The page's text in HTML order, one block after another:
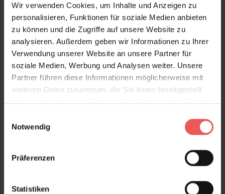
Wir verwenden Cookies, um Inhalte und Anzeigen zu
personalisieren, Funktionen für soziale Medien anbieten
zu können und die Zugriffe auf unsere Website zu
analysieren. Außerdem geben wir Informationen zu Ihrer
Verwendung unserer Website an unsere Partner für
soziale Medien, Werbung und Analysen weiter. Unsere
Partner führen diese Informationen möglicherweise mit
weiteren Daten zusammen, die Sie ihnen bereitgestellt
haben oder die sie im Rahmen Ihrer Nutzung der Dienste
Notwendig
Präferenzen
Statistiken
Blättern schlängeln sich in einer luftigen Bewegtheit
über die Wände und lassen den Sommer erahnen. Die
wunderschöne Kombination aus dem Grün der Blätter
im Zusammenspiel mit Blüten in den Grundfarben
Gelb, Rot und Blau schaffen eine warme Harmonie, die
jedem Raum zu einer Oase der Entspannung und des
Wohlgefühls werden lässt. Diese Blumentapete passt
nicht nur in jeden Raum, sondern auch zu jedem
zwischen Kontrast und Symbiose ein.